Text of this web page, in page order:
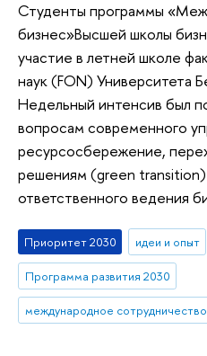
Студенты программы
бизнес»Высшей школы
участие в летней школе
наук (FON) Университета
Недельный интенсив был
вопросам современного
ресурсосбережение,
решениям (green
ответственного ведения
Приоритет 2030 идеи и опыт
Программа развития 2030
международное сотрудничество